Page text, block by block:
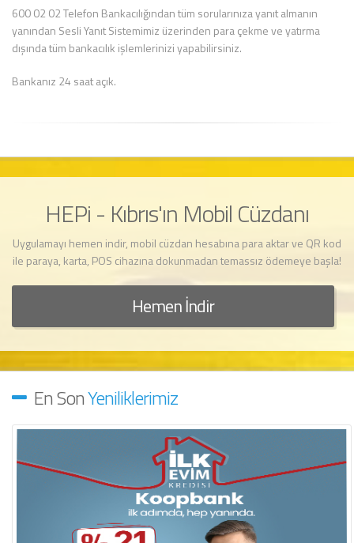
600 02 02 Telefon Bankacılığından tüm sorularınıza yanıt almanın
yanından Sesli Yanıt Sistemimiz üzerinden para çekme ve yatırma
dışında tüm bankacılık işlemlerinizi yapabilirsiniz.
Bankanız 24 saat açık.
HEPi - Kıbrıs'ın Mobil Cüzdanı
Uygulamayı hemen indir, mobil cüzdan hesabına para aktar ve QR kod
ile paraya, karta, POS cihazına dokunmadan temassız ödemeye başla!
Hemen İndir
En SonYeniliklerimiz